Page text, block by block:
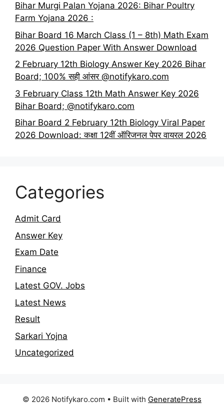
Bihar Murgi Palan Yojana 2026: Bihar Poultry
Farm Yojana 2026 :
Bihar Board 16 March Class (1 – 8th) Math Exam
2026 Question Paper With Answer Download
2 February 12th Biology Answer Key 2026 Bihar
Board; 100% सही आंसर @notifykaro.com
3 February Class 12th Math Answer Key 2026
Bihar Board; @notifykaro.com
Bihar Board 2 February 12th Biology Viral Paper
2026 Download: कक्षा 12वीं ऑरिजनल पेपर वायरल 2026
Categories
Admit Card
Answer Key
Exam Date
Finance
Latest GOV. Jobs
Latest News
Result
Sarkari Yojna
Uncategorized
© 2026 Notifykaro.com • Built with GeneratePress